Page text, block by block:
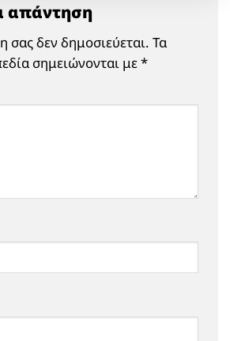
απάντηση
σας δεν δημοσιεύεται. Τα
σημειώνονται με*